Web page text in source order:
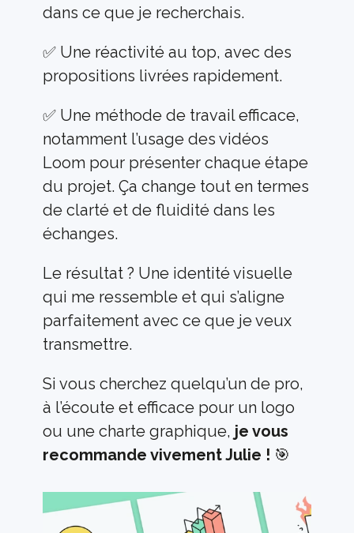
dans ce que je recherchais.
✅ Une réactivité au top, avec des
propositions livrées rapidement.
✅ Une méthode de travail efficace,
notamment l’usage des vidéos
Loom pour présenter chaque étape
du projet. Ça change tout en termes
de clarté et de fluidité dans les
échanges.
Le résultat ? Une identité visuelle
qui me ressemble et qui s’aligne
parfaitement avec ce que je veux
transmettre.
Si vous cherchez quelqu’un de pro,
à l’écoute et efficace pour un logo
ou une charte graphique, je vous
recommande vivement Julie ! 🎯